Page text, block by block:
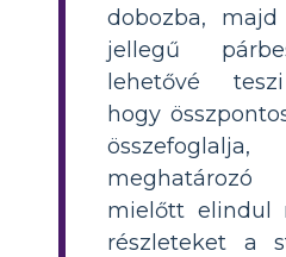
dobozba,
jellegű
lehetővé
hogy
meghatározó
mielőtt elindul
részleteket a